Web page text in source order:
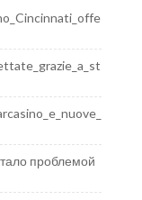
проблемой